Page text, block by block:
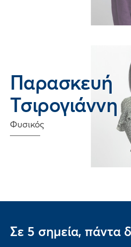
Παρασκευή
Τσιρογιάννη
Φυσικός
Σε 5 σημεία, πάντα